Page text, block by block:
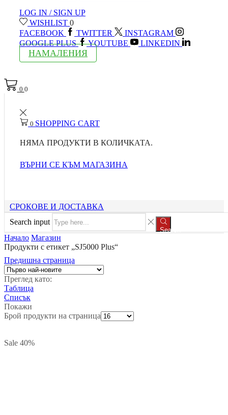
LOG IN / SIGN UP
WISHLIST 0
FACEBOOK
TWITTER
INSTAGRAM
GOOGLE PLUS
YOUTUBE LINKEDIN
НАМАЛЕНИЯ
0 0
0 SHOPPING CART
НЯМА ПРОДУКТИ В КОЛИЧКАТА.
ВЪРНИ СЕ КЪМ МАГАЗИНА
СРОКОВЕ И ДОСТАВКА
Search input
Search
Начало Магазин
Продукти с етикет „SJ5000 Plus“
Предишна страница
Преглед като:
Таблица
Списък
Покажи
Брой продукти на страница
Sale 40%